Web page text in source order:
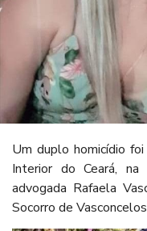
Um duplo homicídio
Interior do Ceará,
advogada Rafaela
Socorro de